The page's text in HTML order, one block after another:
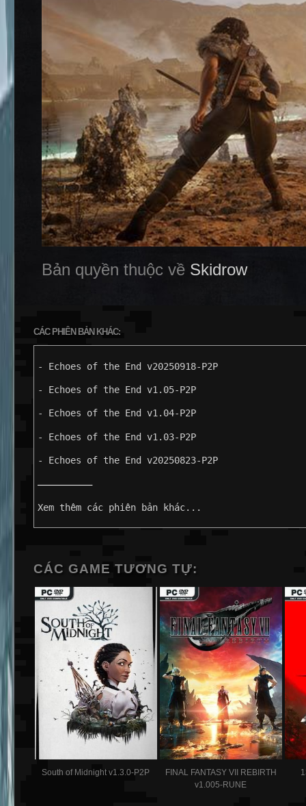
Bản quyền thuộc về Skidrow
CÁC PHIÊN BẢN KHÁC:
- Echoes of the End v20250918-P2P
- Echoes of the End v1.05-P2P
- Echoes of the End v1.04-P2P
- Echoes of the End v1.03-P2P
- Echoes of the End v20250823-P2P
——————————
Xem thêm các phiên bản khác...
CÁC GAME TƯƠNG TỰ:
South of Midnight v1.3.0-P2P
FINAL FANTASY VII REBIRTH
v1.005-RUNE